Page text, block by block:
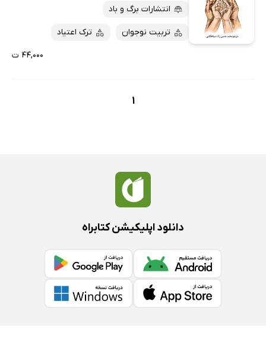
پرفروش‌ها
پربحث‌ها
کتاب‌های متنی
انتشارات برگ و باد
تربیت نوجوان ترک اعتیاد
۴۴,۰۰۰ ت
1
دانلود اپلیکیشن کتابراه